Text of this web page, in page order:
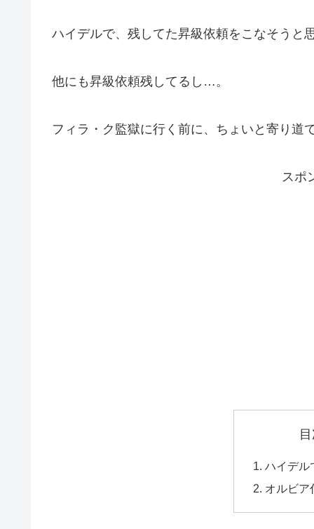
ハイデルで、残してた昇級依頼をこなそうと
他にも昇級依頼残してるし…。
フィラ・ク監獄に行く前に、ちょいと寄り道
スポ
ハイデル
オルビア